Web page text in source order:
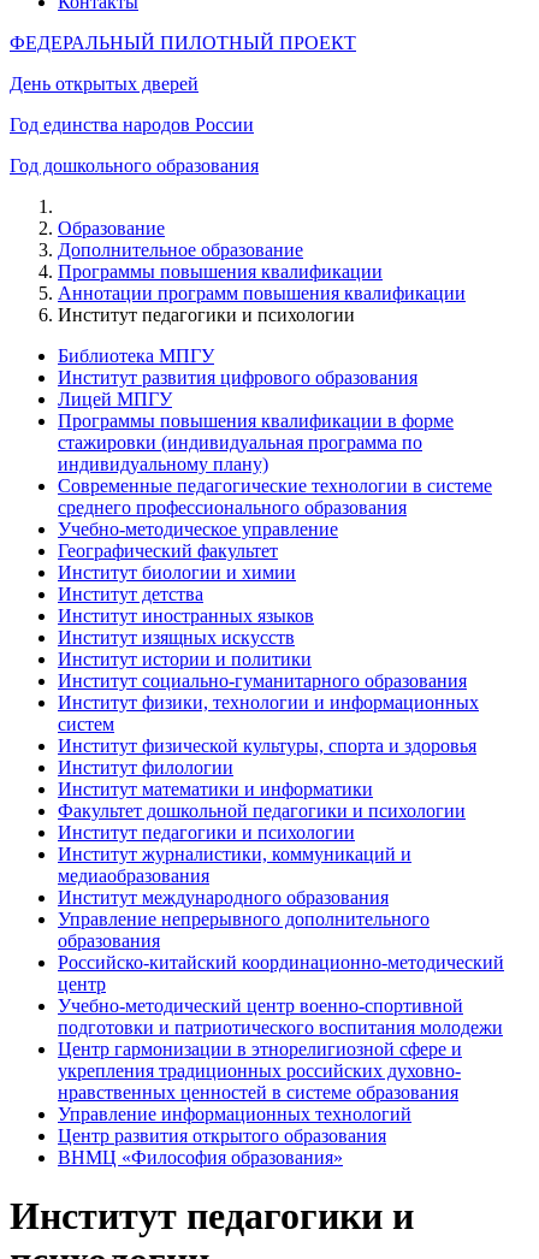
ФЕДЕРАЛЬНЫЙ ПИЛОТНЫЙ ПРОЕКТ
День открытых дверей
Год единства народов России
Год дошкольного образования
Образование
Дополнительное образование
Программы повышения квалификации
Аннотации программ повышения квалификации
Институт педагогики и психологии
Библиотека МПГУ
Институт развития цифрового образования
Лицей МПГУ
Программы повышения квалификации в форме
стажировки (индивидуальная программа по
индивидуальному плану)
Современные педагогические технологии в системе
среднего профессионального образования
Учебно-методическое управление
Географический факультет
Институт биологии и химии
Институт детства
Институт иностранных языков
Институт изящных искусств
Институт истории и политики
Институт социально-гуманитарного образования
Институт физики, технологии и информационных
систем
Институт физической культуры, спорта и здоровья
Институт филологии
Институт математики и информатики
Факультет дошкольной педагогики и психологии
Институт педагогики и психологии
Институт журналистики, коммуникаций и
медиаобразования
Институт международного образования
Управление непрерывного дополнительного
образования
Российско-китайский координационно-методический
центр
Учебно-методический центр военно-спортивной
подготовки и патриотического воспитания молодежи
Центр гармонизации в этнорелигиозной сфере и
укрепления традиционных российских духовно-
нравственных ценностей в системе образования
Управление информационных технологий
Центр развития открытого образования
ВНМЦ «Философия образования»
Институт педагогики и